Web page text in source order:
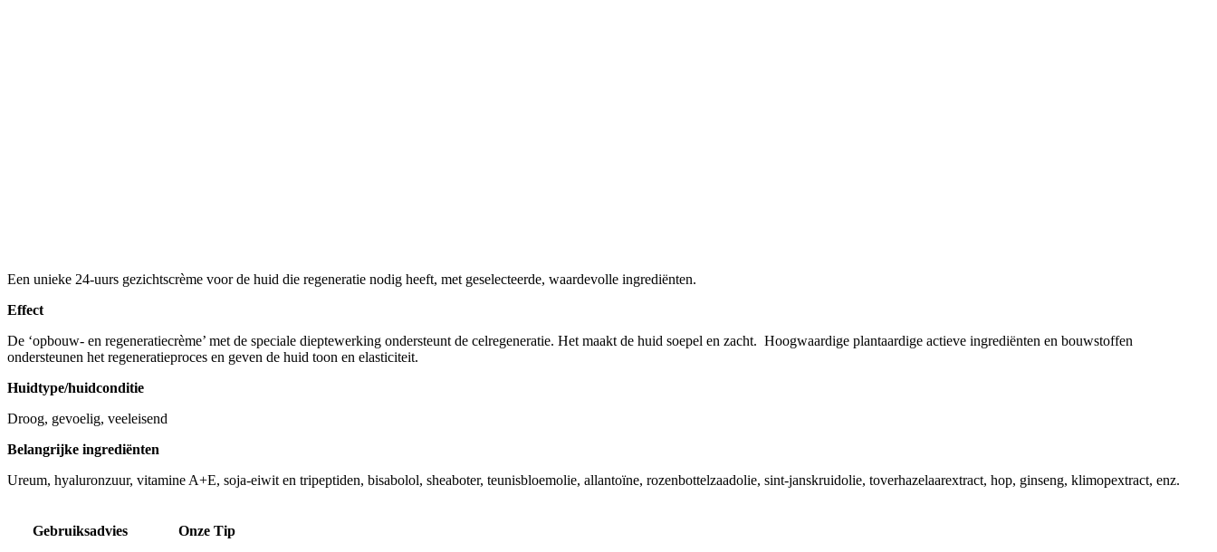
Een unieke 24-uurs gezichtscrème voor de huid die regeneratie nodig heeft, met geselecteerde, waardevolle ingrediënten.
Effect
De ‘opbouw- en regeneratiecrème’ met de speciale dieptewerking ondersteunt de celregeneratie. Het maakt de huid soepel en zacht. Hoogwaardige plantaardige actieve ingrediënten en bouwstoffen
ondersteunen het regeneratieproces en geven de huid toon en elasticiteit.
Huidtype/huidconditie
Droog, gevoelig, veeleisend
Belangrijke ingrediënten
Ureum, hyaluronzuur, vitamine A+E, soja-eiwit en tripeptiden, bisabolol, sheaboter, teunisbloemolie, allantoïne, rozenbottelzaadolie, sint-janskruidolie, toverhazelaarextract, hop, ginseng, klimopextract, enz.
Gebruiksadvies Onze Tip